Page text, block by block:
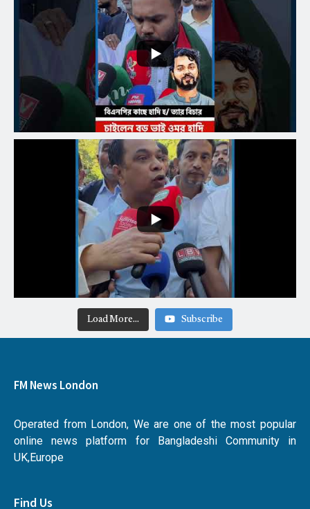
Load More... Subscribe
FM News London
Operated from London, We are one of the most popular
online news platform for Bangladeshi Community in
UK,Europe
Find Us